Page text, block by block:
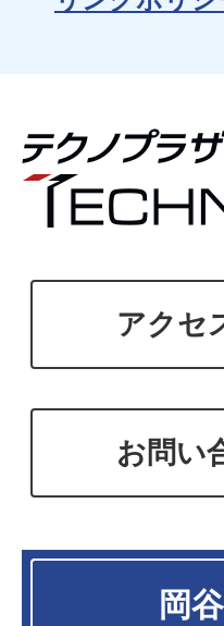
アクセ
お問い
岡